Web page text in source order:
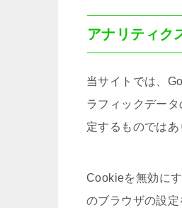
アナリティク
当サイトでは、
ラフィックデー
定するものではあ
Cookieを無効に
のブラウザの設定